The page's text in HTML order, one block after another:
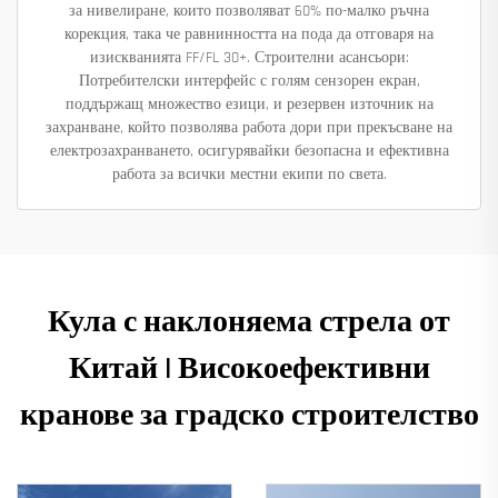
за нивелиране, които позволяват 60% по-малко ръчна
корекция, така че равнинността на пода да отговаря на
изискванията FF/FL 30+. Строителни асансьори:
Потребителски интерфейс с голям сензорен екран,
поддържащ множество езици, и резервен източник на
захранване, който позволява работа дори при прекъсване на
електрозахранването, осигурявайки безопасна и ефективна
работа за всички местни екипи по света.
Кула с наклоняема стрела от
Китай | Високоефективни
кранове за градско строителство